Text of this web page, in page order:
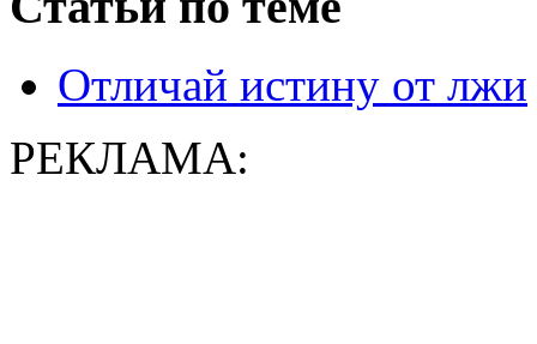
Отличай истину от лжи
РЕКЛАМА: